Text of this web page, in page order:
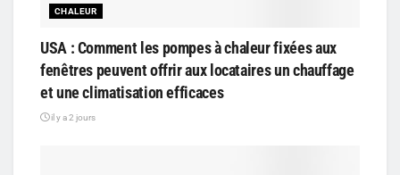
CHALEUR
USA : Comment les pompes à chaleur fixées aux
fenêtres peuvent offrir aux locataires un chauffage
et une climatisation efficaces
il y a 2 jours